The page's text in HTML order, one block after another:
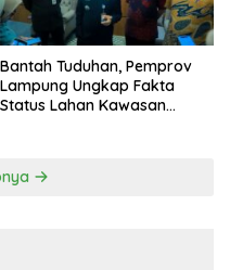
Bantah Tuduhan, Pemprov
Lampung Ungkap Fakta
Status Lahan Kawasan